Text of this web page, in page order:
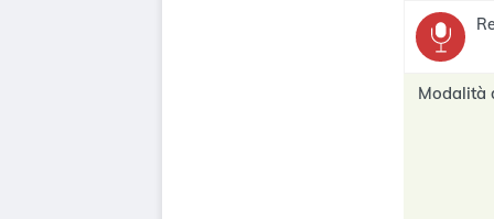
Modalità